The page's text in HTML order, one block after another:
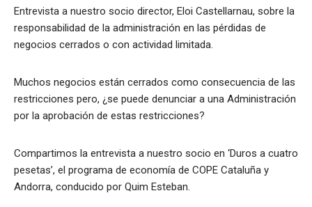
Entrevista a nuestro socio director, Eloi Castellarnau, sobre la
responsabilidad de la administración en las pérdidas de
negocios cerrados o con actividad limitada.
Muchos negocios están cerrados como consecuencia de las
restricciones pero, ¿se puede denunciar a una Administración
por la aprobación de estas restricciones?
Compartimos la entrevista a nuestro socio en ‘Duros a cuatro
pesetas’, el programa de economía de COPE Cataluña y
Andorra, conducido por Quim Esteban.